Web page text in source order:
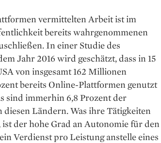
vermittelten Arbeit ist im
bereits wahrgenommenen
In einer Studie des
Jahr 2016 wird geschätzt, dass in 15
von insgesamt 162 Millionen
bereits Online-Plattformen genutzt
sind immerhin 6,8 Prozent der
Ländern. Was ihre Tätigkeiten
der hohe Grad an Autonomie für den
Verdienst pro Leistung anstelle eines